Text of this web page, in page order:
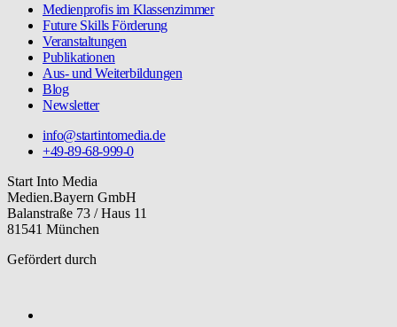
Medienprofis im Klassenzimmer
Future Skills Förderung
Veranstaltungen
Publikationen
Aus- und Weiterbildungen
Blog
Newsletter
info@startintomedia.de
+49-89-68-999-0
Start Into Media
Medien.Bayern GmbH
Balanstraße 73 / Haus 11
81541 München
Gefördert durch